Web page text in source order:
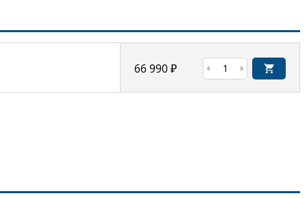
66 990 ₽